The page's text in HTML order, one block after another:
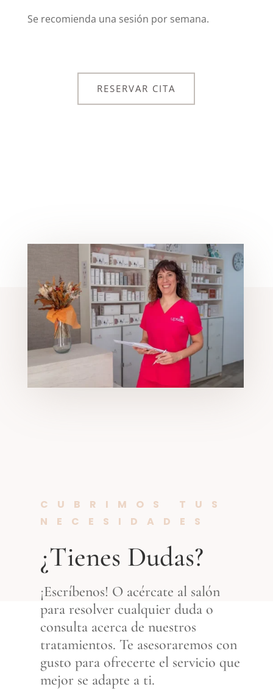
Se recomienda una sesión por semana.
RESERVAR CITA
CUBRIMOS TUS
NECESIDADES
¿Tienes Dudas?
¡Escríbenos! O acércate al salón
para resolver cualquier duda o
consulta acerca de nuestros
tratamientos. Te asesoraremos con
gusto para ofrecerte el servicio que
mejor se adapte a ti.